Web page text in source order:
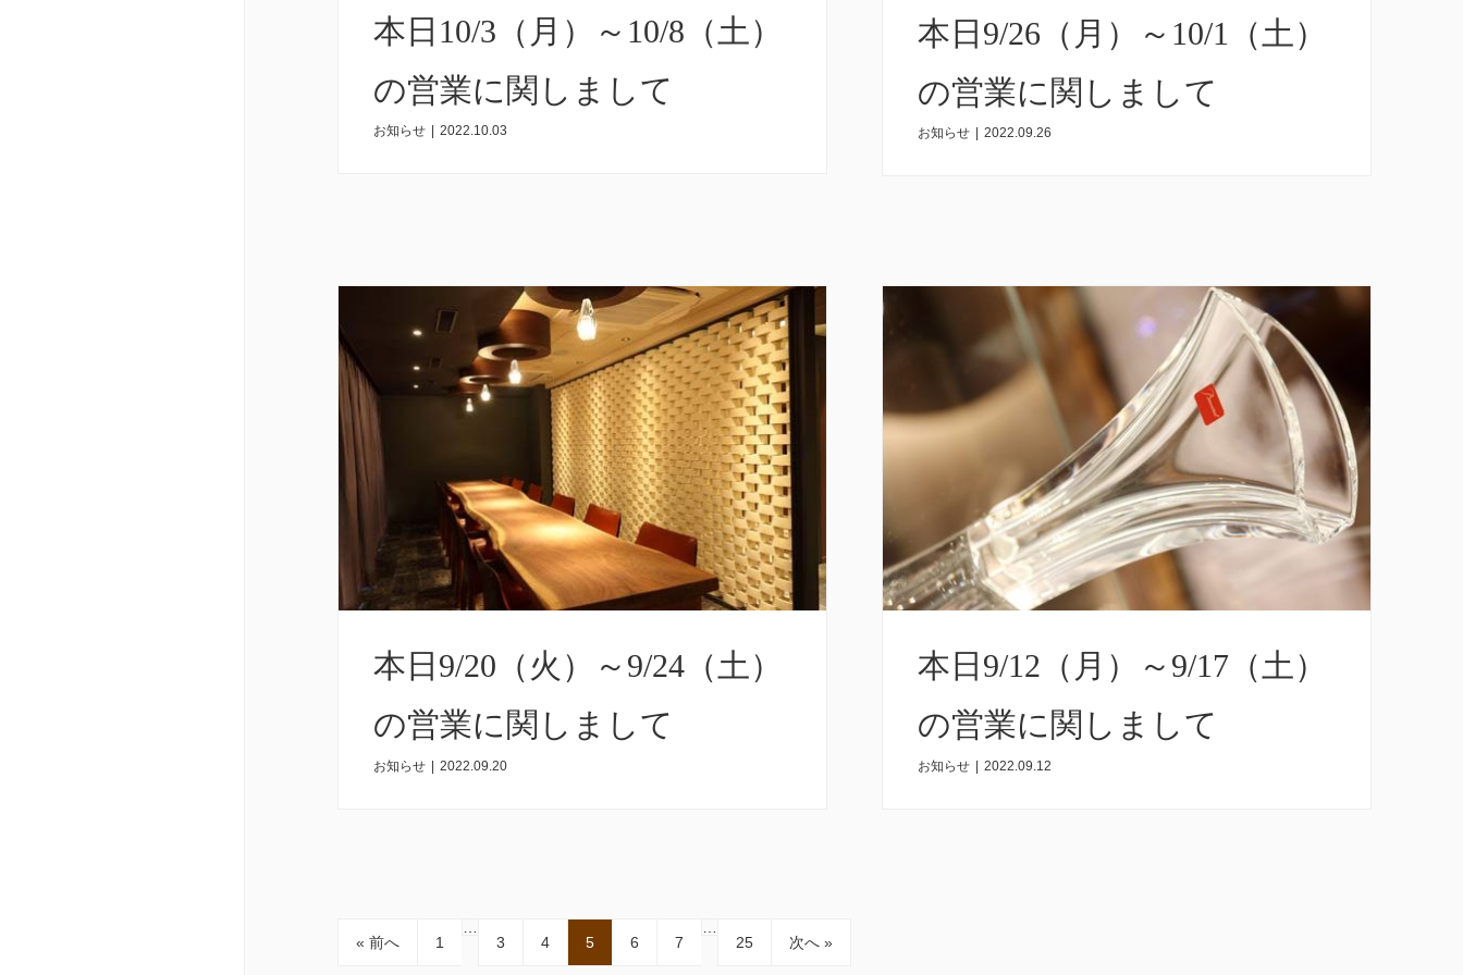
本日10/3（月）～10/8（土）
の営業に関しまして
お知らせ 2022.10.03
本日9/26（月）～10/1（土）
の営業に関しまして
お知らせ | 2022.09.26
本日9/20（火）～9/24（土）
の営業に関しまして
お知らせ | 2022.09.20
本日9/12（月）～9/17（土）
の営業に関しまして
お知らせ | 2022.09.12
« 前へ 1
3
4 5 6 7
25
次へ »